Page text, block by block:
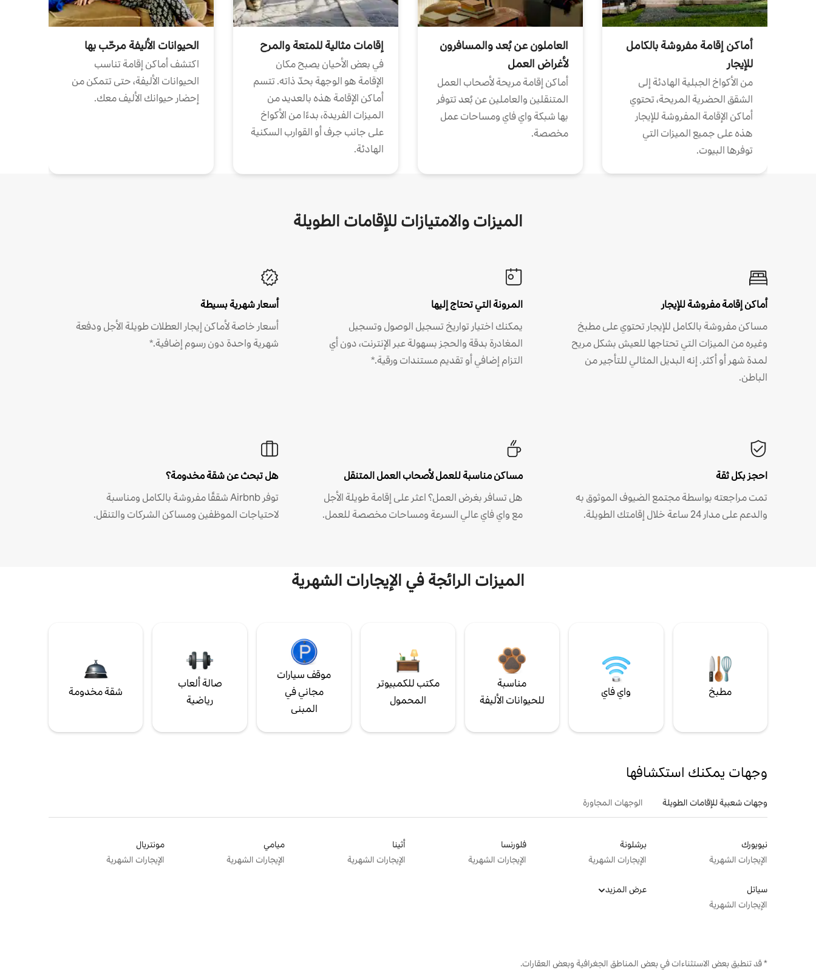
أماكن إقامة مفروشة بالكامل
للإيجار
من الأكواخ الجبلية الهادئة إلى
الشقق الحضرية المريحة، تحتوي
أماكن الإقامة المفروشة للإيجار
هذه على جميع الميزات التي
توفرها البيوت.
العاملون عن بُعد والمسافرون
لأغراض العمل
أماكن إقامة مريحة لأصحاب العمل
المتنقلين والعاملين عن بُعد تتوفر
بها شبكة واي فاي ومساحات عمل
مخصصة.
إقامات مثالية للمتعة والمرح
في بعض الأحيان يصبح مكان
الإقامة هو الوجهة بحدّ ذاته. تتسم
أماكن الإقامة هذه بالعديد من
الميزات الفريدة، بدءًا من الأكواخ
على جانب جرف أو القوارب السكنية
الهادئة.
الحيوانات الأليفة مرحّب بها
اكتشف أماكن إقامة تناسب
الحيوانات الأليفة، حتى تتمكن من
إحضار حيوانك الأليف معك.
الميزات والامتيازات للإقامات الطويلة
أماكن إقامة مفروشة للإيجار
مساكن مفروشة بالكامل للإيجار تحتوي على مطبخ
وغيره من الميزات التي تحتاجها للعيش بشكل مريح
لمدة شهر أو أكثر. إنه البديل المثالي للتأجير من
الباطن.
المرونة التي تحتاج إليها
يمكنك اختيار تواريخ تسجيل الوصول وتسجيل
المغادرة بدقة والحجز بسهولة عبر الإنترنت، دون أي
التزام إضافي أو تقديم مستندات ورقية.*
أسعار شهرية بسيطة
أسعار خاصة لأماكن إيجار العطلات طويلة الأجل ودفعة
شهرية واحدة دون رسوم إضافية.*
احجز بكل ثقة
تمت مراجعته بواسطة مجتمع الضيوف الموثوق به
والدعم على مدار 24 ساعة خلال إقامتك الطويلة.
مساكن مناسبة للعمل لأصحاب العمل المتنقل
هل تسافر بغرض العمل؟ اعثر على إقامة طويلة الأجل
مع واي فاي عالي السرعة ومساحات مخصصة للعمل.
هل تبحث عن شقة مخدومة؟
توفر Airbnb شققًا مفروشة بالكامل ومناسبة
لاحتياجات الموظفين ومساكن الشركات والتنقل.
الميزات الرائجة في الإيجارات الشهرية
مطبخ واي فاي
مناسبة
للحيوانات الأليفة
مكتب للكمبيوتر
المحمول
موقف سيارات
مجاني في
المبنى
صالة ألعاب
رياضية
شقة مخدومة
وجهات يمكنك استكشافها
وجهات شعبية للإقامات الطويلة الوجهات المجاورة
نيويورك
الإيجارات الشهرية
برشلونة
الإيجارات الشهرية
فلورنسا
الإيجارات الشهرية
أثينا
الإيجارات الشهرية
ميامي
الإيجارات الشهرية
مونتريال
الإيجارات الشهرية
سياتل
الإيجارات الشهرية
عرض المزيد
* قد تنطبق بعض الاستثناءات في بعض المناطق الجغرافية وبعض العقارات.